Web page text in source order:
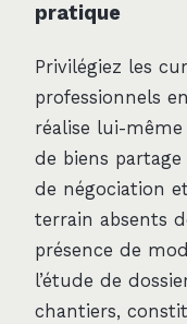
pratique
Privilégiez les
professionnels
réalise lui-
de biens
de négociation
terrain absents
présence de
l’étude de
chantiers,